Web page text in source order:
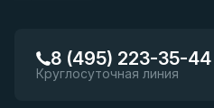
8 (495) 223-35-44
Круглосуточная линия